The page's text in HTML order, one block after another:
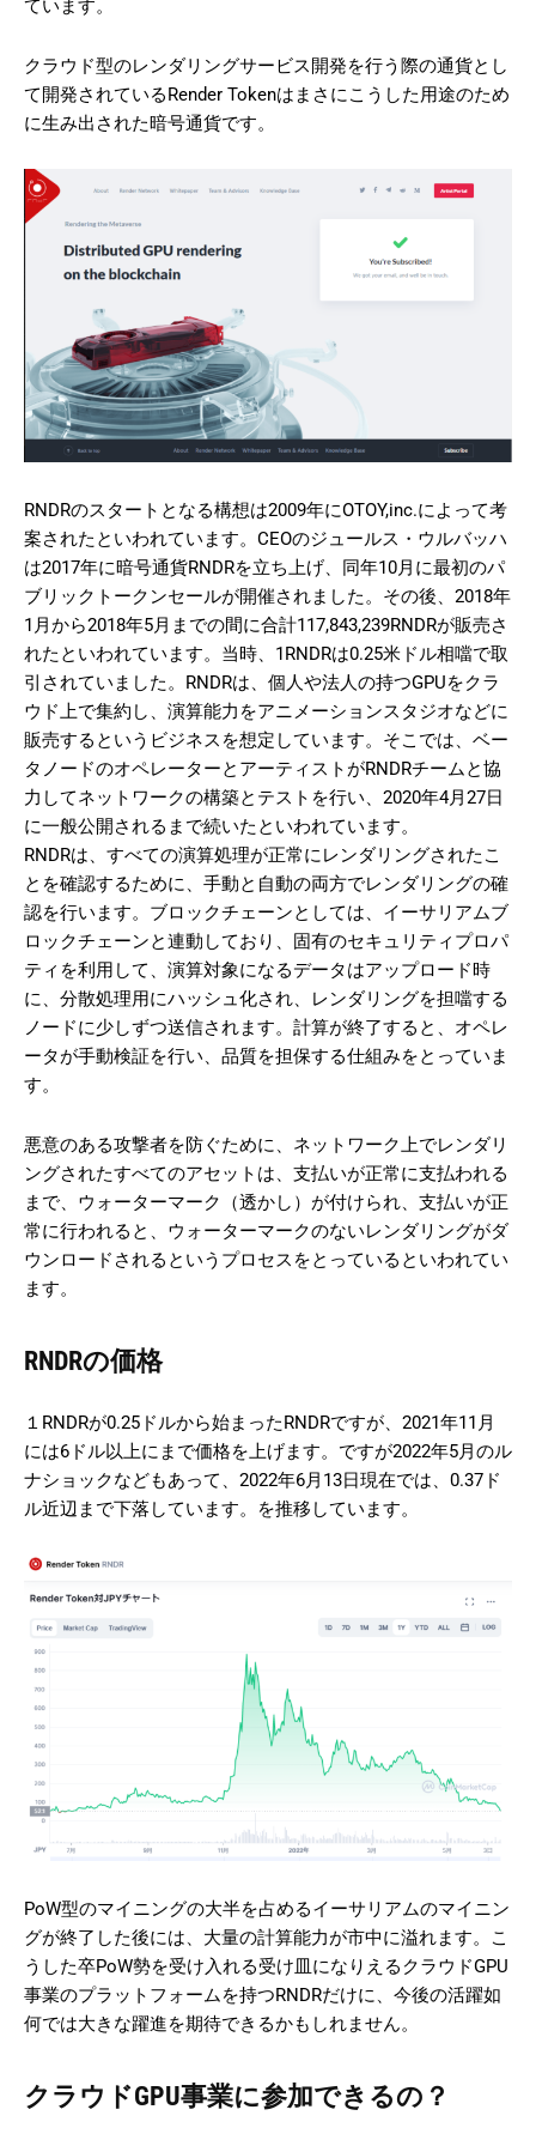
ています。
クラウド型のレンダリングサービス開発を行う際の通貨とし
て開発されているRender Tokenはまさにこうした用途のため
に生み出された暗号通貨です。
RNDRのスタートとなる構想は2009年にOTOY,inc.によって考
案されたといわれています。CEOのジュールス・ウルバッハ
は2017年に暗号通貨RNDRを立ち上げ、同年10月に最初のパ
ブリックトークンセールが開催されました。その後、2018年
1月から2018年5月までの間に合計117,843,239RNDRが販売さ
れたといわれています。当時、1RNDRは0.25米ドル相噹で取
引されていました。RNDRは、個人や法人の持つGPUをクラ
ウド上で集約し、演算能力をアニメーションスタジオなどに
販売するというビジネスを想定しています。そこでは、ベー
タノードのオペレーターとアーティストがRNDRチームと協
力してネットワークの構築とテストを行い、2020年4月27日
に一般公開されるまで続いたといわれています。
RNDRは、すべての演算処理が正常にレンダリングされたこ
とを確認するために、手動と自動の両方でレンダリングの確
認を行います。ブロックチェーンとしては、イーサリアムブ
ロックチェーンと連動しており、固有のセキュリティプロパ
ティを利用して、演算対象になるデータはアップロード時
に、分散処理用にハッシュ化され、レンダリングを担噹する
ノードに少しずつ送信されます。計算が終了すると、オペレ
ータが手動検証を行い、品質を担保する仕組みをとっていま
す。
悪意のある攻撃者を防ぐために、ネットワーク上でレンダリ
ングされたすべてのアセットは、支払いが正常に支払われる
まで、ウォーターマーク（透かし）が付けられ、支払いが正
常に行われると、ウォーターマークのないレンダリングがダ
ウンロードされるというプロセスをとっているといわれてい
ます。
RNDRの価格
１RNDRが0.25ドルから始まったRNDRですが、2021年11月
には6ドル以上にまで価格を上げます。ですが2022年5月のル
ナショックなどもあって、2022年6月13日現在では、0.37ド
ル近辺まで下落しています。を推移しています。
PoW型のマイニングの大半を占めるイーサリアムのマイニン
グが終了した後には、大量の計算能力が市中に溢れます。こ
うした卒PoW勢を受け入れる受け皿になりえるクラウドGPU
事業のプラットフォームを持つRNDRだけに、今後の活躍如
何では大きな躍進を期待できるかもしれません。
クラウドGPU事業に参加できるの？